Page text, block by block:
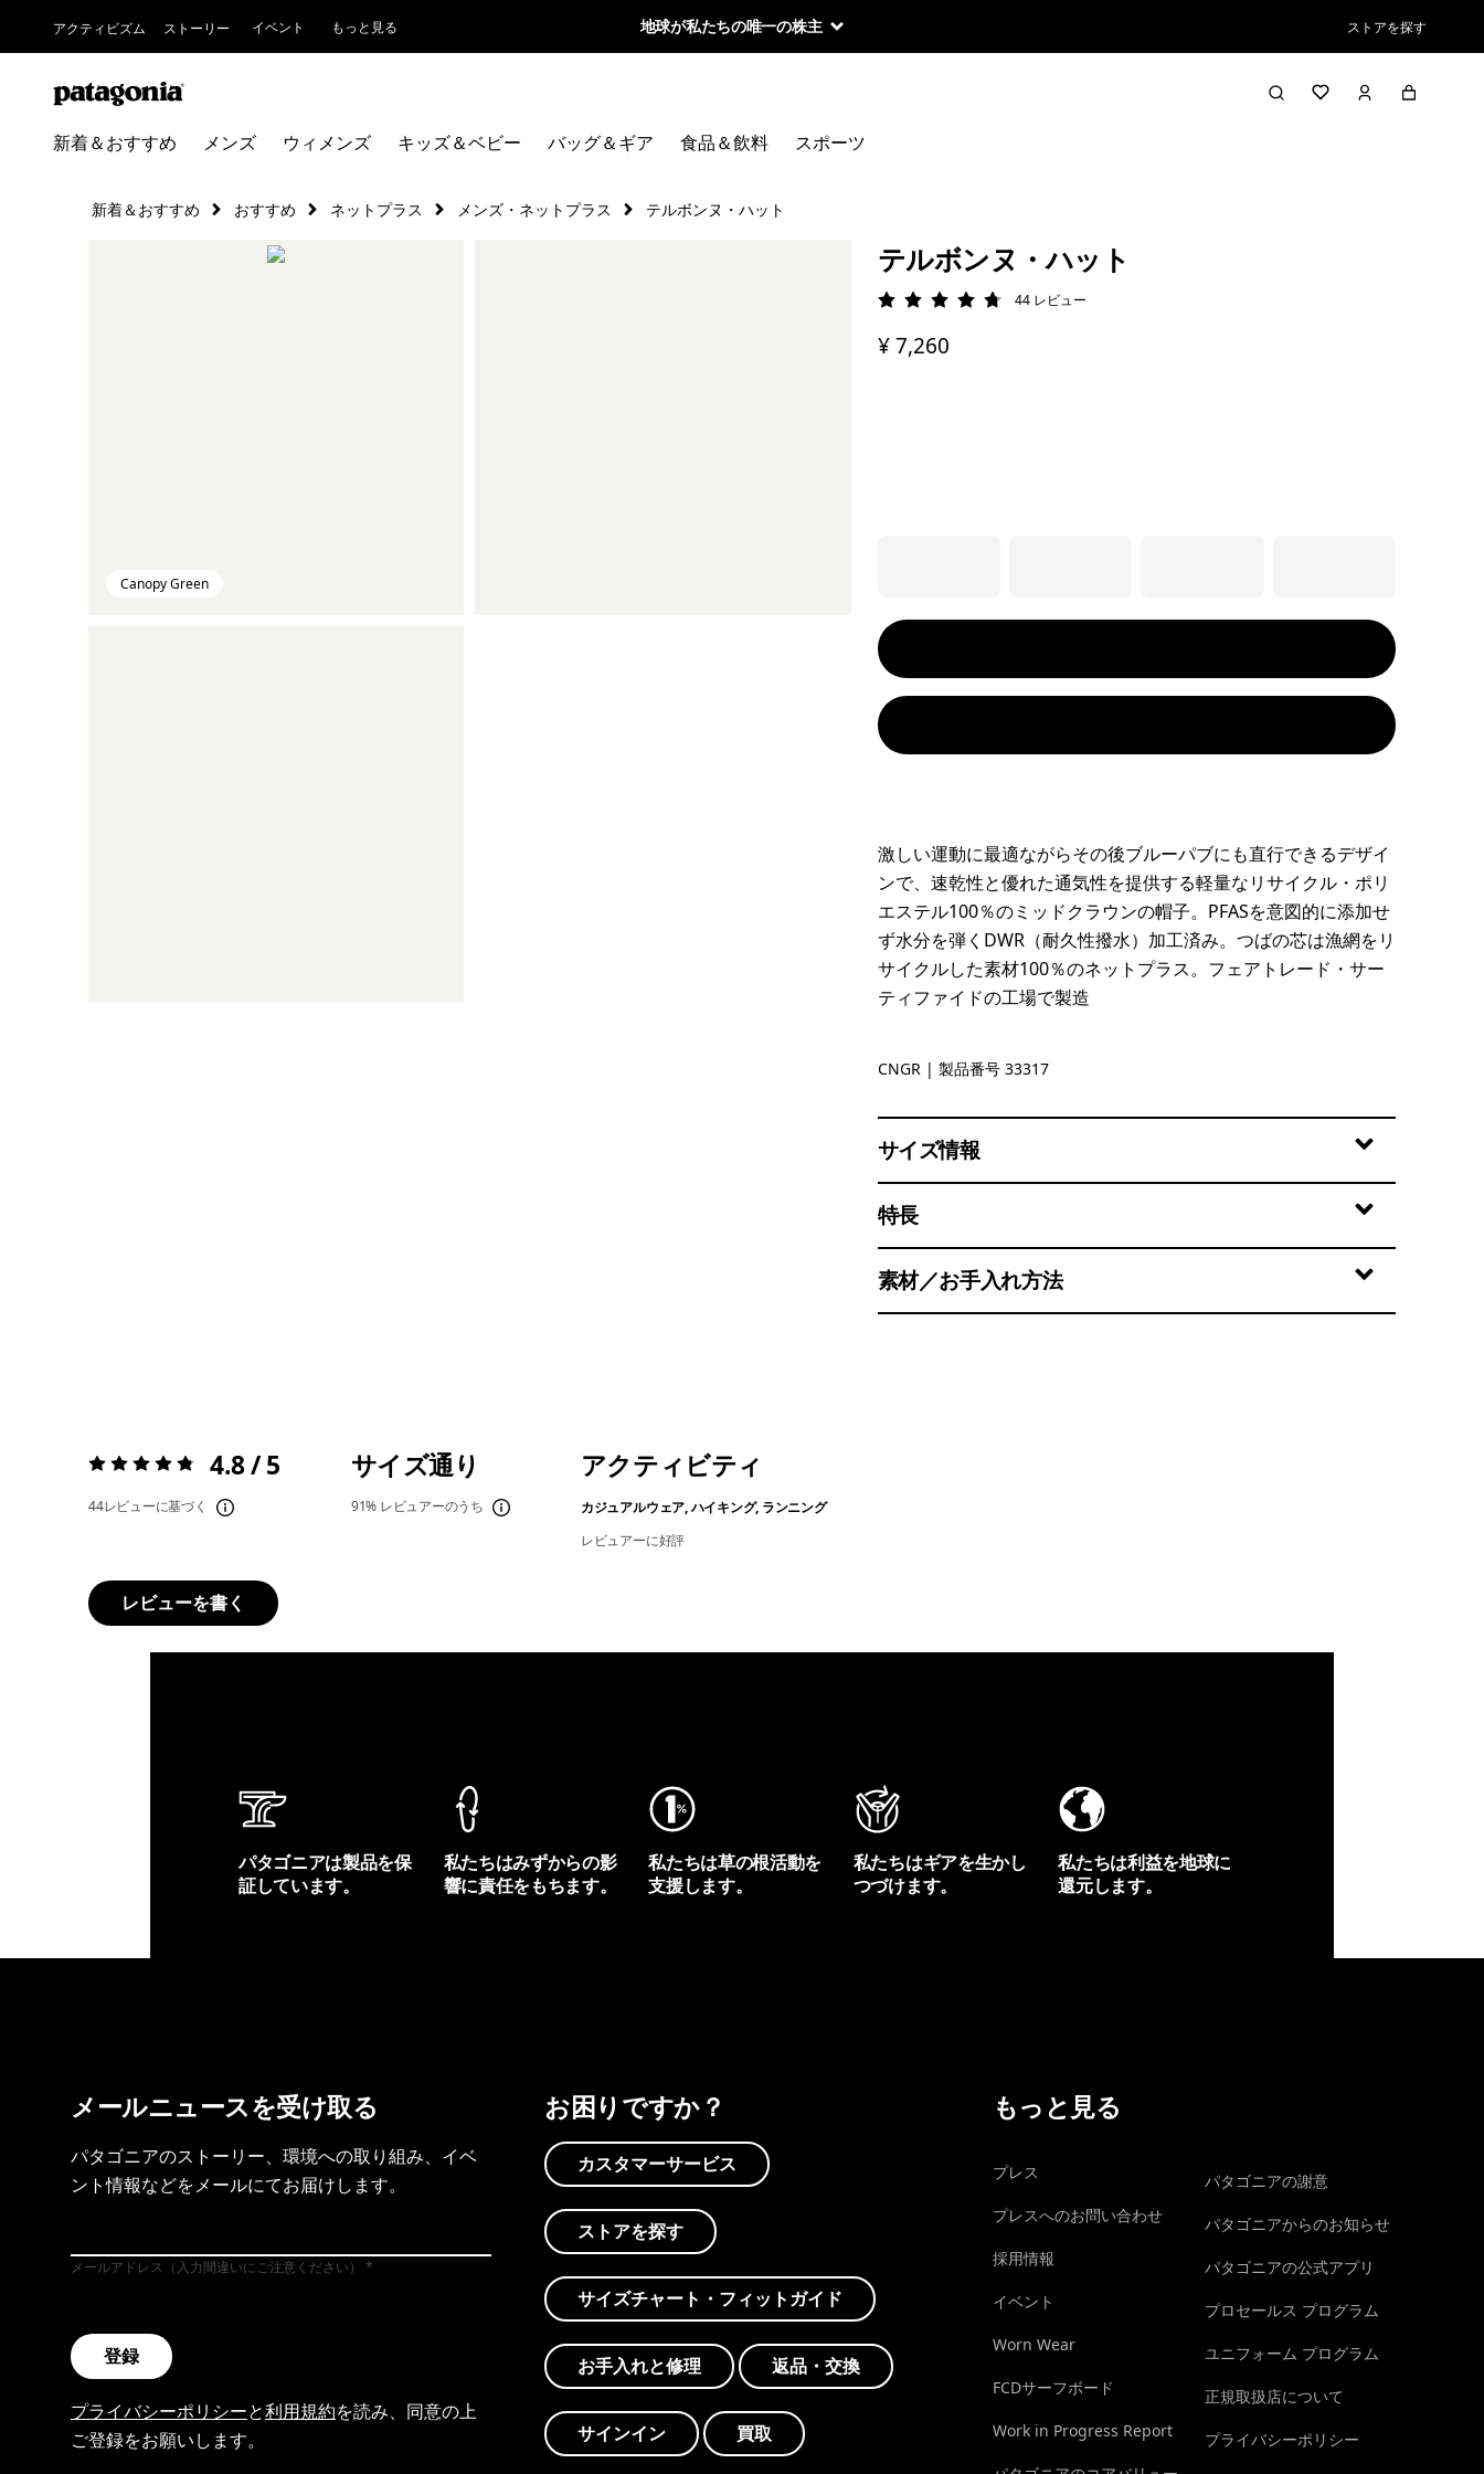
アクティビズム ストーリー イベント もっと見る 地球が私たちの唯一の株主 ストアを探す
新着＆おすすめ メンズ ウィメンズ キッズ＆ベビー バッグ＆ギア 食品＆飲料 スポーツ
新着＆おすすめ おすすめ ネットプラス メンズ・ネットプラス テルボンヌ・ハット
Canopy Green
テルボンヌ・ハット
評価: 4.8 / 5
44 レビュー
¥ 7,260
激しい運動に最適ながらその後ブルーパブにも直行できるデザイ
ンで、速乾性と優れた通気性を提供する軽量なリサイクル・ポリ
エステル100％のミッドクラウンの帽子。PFASを意図的に添加せ
ず水分を弾くDWR（耐久性撥水）加工済み。つばの芯は漁網をリ
サイクルした素材100％のネットプラス。フェアトレード・サー
ティファイドの工場で製造
Canopy Green
CNGR | 製品番号 33317
サイズ情報
特長
素材／お手入れ方法
評価:4.8 / 5 4.8 / 5
44レビューに基づく
サイズ通り
91% レビュアーのうち
アクティビティ
カジュアルウェア, ハイキング, ランニング
レビュアーに好評
レビューを書く
パタゴニアは製品を保
証しています。
私たちはみずからの影
響に責任をもちます。
私たちは草の根活動を
支援します。
私たちはギアを生かし
つづけます。
私たちは利益を地球に
還元します。
メールニュースを受け取る
パタゴニアのストーリー、環境への取り組み、イベ
ント情報などをメールにてお届けします。
メールアドレス（入力間違いにご注意ください）
登録
プライバシーポリシーと利用規約を読み、同意の上
ご登録をお願いします。
お困りですか？
カスタマーサービス
ストアを探す
サイズチャート・フィットガイド
お手入れと修理 返品・交換
サインイン 買取
もっと見る
プレス
プレスへのお問い合わせ
採用情報
イベント
Worn Wear
FCDサーフボード
Work in Progress Report
パタゴニアの謝意
パタゴニアからのお知らせ
パタゴニアの公式アプリ
プロセールス プログラム
ユニフォーム プログラム
正規取扱店について
プライバシーポリシー